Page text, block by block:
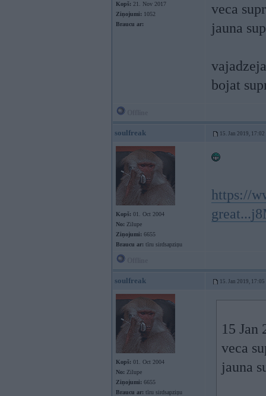
Kopš: 21. Nov 2017
Ziņojumi: 1052
Braucu ar:
veca
jauna
bojat
soulfreak 15. Jan 2019, 17:02
Kopš: 01. Oct 2004
No: Zilupe
Ziņojumi: 6655
Braucu ar: tīru sirdsapziņu
https://
soulfreak 15. Jan 2019, 17:05
Kopš: 01. Oct 2004
No: Zilupe
Ziņojumi: 6655
Braucu ar: tīru sirdsapziņu
15 Jan
veca
jauna